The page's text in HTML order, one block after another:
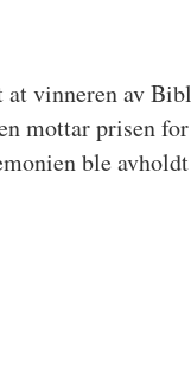
vinneren av
mottar prisen
ble